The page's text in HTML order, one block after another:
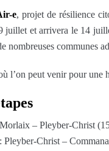
e, projet de résilience
juillet et arrivera le 14
nombreuses communes
l’on peut venir pour une
– Pleyber-Christ
Pleyber-Christ –